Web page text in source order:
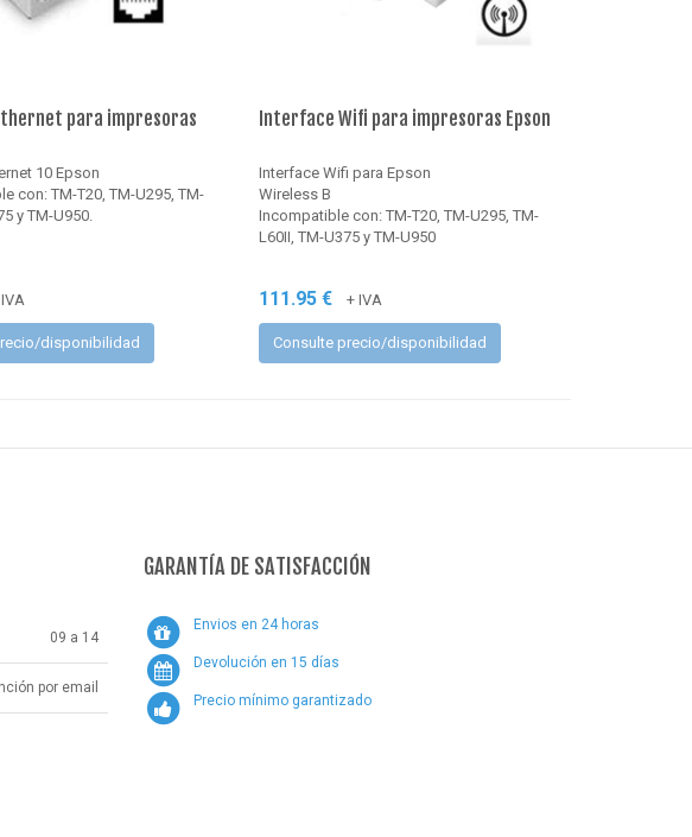
para impresoras
10 Epson
con: TM-T20, TM-U295, TM-
y TM-U950.
disponibilidad
Interface Wifi para impresoras Epson
Interface Wifi para Epson
Wireless B
Incompatible con: TM-T20, TM-U295, TM-
L60II, TM-U375 y TM-U950
111.95 € + IVA
Consulte precio/disponibilidad
09 a 14
por email
GARANTÍA DE SATISFACCIÓN
Envios en 24 horas
Devolución en 15 días
Precio mínimo garantizado